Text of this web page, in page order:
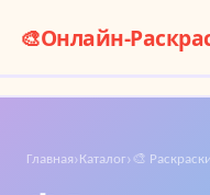
🎨Онлайн-
Главная›Каталог›🎨